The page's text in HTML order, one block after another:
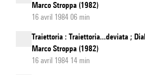
Marco Stroppa (1982)
16 avril 1984 06 min
Traiettoria : Traiettoria...deviata ;
Marco Stroppa (1982)
16 avril 1984 14 min